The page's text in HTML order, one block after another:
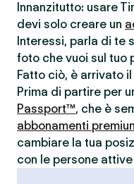
Innanzitutto: usare
devi solo creare un
Interessi, parla di te
foto che vuoi sul tuo
Fatto ciò, è arrivato
Prima di partire per
Passport™, che è
abbonamenti
cambiare la tua
con le persone